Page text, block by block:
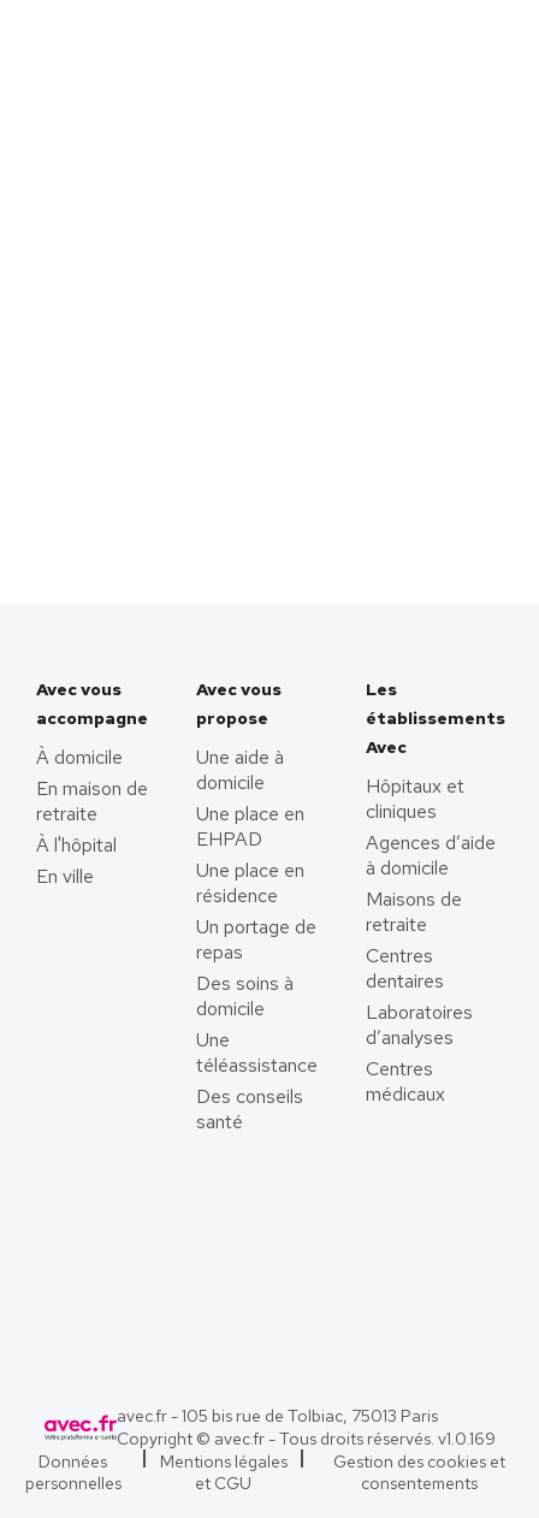
Avec vous
accompagne
À domicile
En maison de
retraite
À l'hôpital
En ville
Avec vous
propose
Une aide à
domicile
Une place en
EHPAD
Une place en
résidence
Un portage de
repas
Des soins à
domicile
Une
téléassistance
Des conseils
santé
Les
établissements
Avec
Hôpitaux et
cliniques
Agences d’aide
à domicile
Maisons de
retraite
Centres
dentaires
Laboratoires
d’analyses
Centres
médicaux
avec.fr - 105 bis rue de Tolbiac, 75013 Paris
Copyright © avec.fr - Tous droits réservés. v1.0.169
Données
personnelles
Mentions légales
et CGU
Gestion des cookies et
consentements